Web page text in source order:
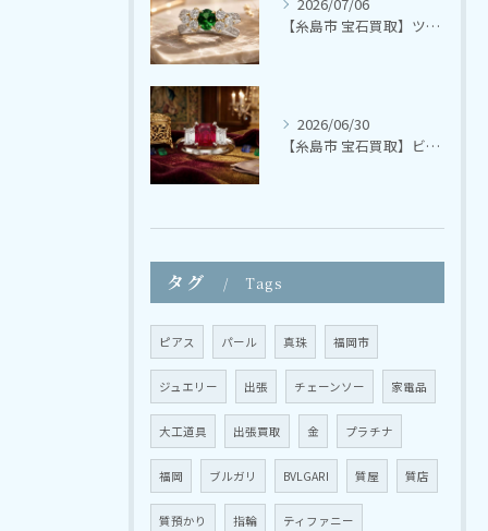
【糸島市 宝石買取】ツァボライト ダイヤモンドリング【さかえ質店】
2026/06/30
【糸島市 宝石買取】ビルマ産ルビー ダイヤモンドリング【さかえ質店】
タグ Tags
ピアス パール 真珠 福岡市
ジュエリー 出張 チェーンソー 家電品
大工道具 出張買取 金 プラチナ
福岡 ブルガリ BVLGARI 質屋 質店
質預かり 指輪 ティファニー